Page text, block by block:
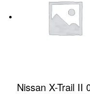
Nissan X-Trail II